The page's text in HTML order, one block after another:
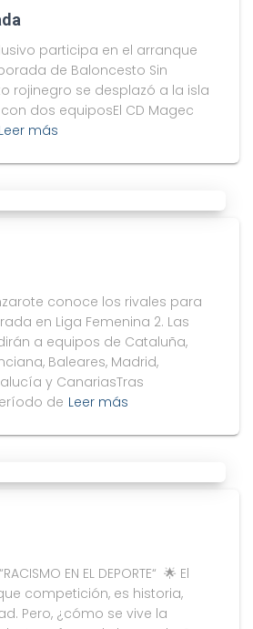
participa en el arranque
de Baloncesto Sin
rojinegro se desplazó a la isla
dos equiposEl CD Magec
Leer más
conoce los rivales para
en Liga Femenina 2. Las
a equipos de Cataluña,
Baleares, Madrid,
y CanariasTras
de Leer más
EN EL DEPORTE“ 🌟 El
competición, es historia,
Pero, ¿cómo se vive la